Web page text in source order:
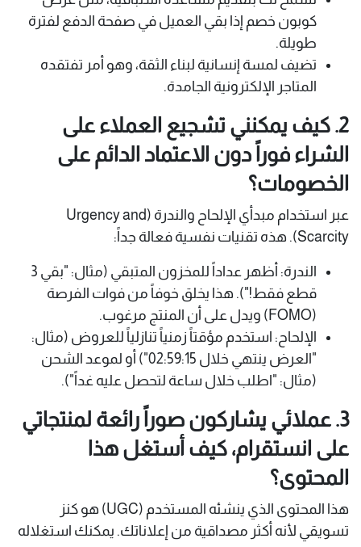
كوبون خصم إذا بقي العميل في صفحة الدفع لفترة
طويلة.
تضيف لمسة إنسانية لبناء الثقة، وهو أمر تفتقده
المتاجر الإلكترونية الجامدة.
2. كيف يمكنني تشجيع العملاء على
الشراء فوراً دون الاعتماد الدائم على
الخصومات؟
عبر استخدام مبدأي الإلحاح والندرة (Urgency and
Scarcity). هذه تقنيات نفسية فعالة جداً:
الندرة: أظهر عداداً للمخزون المتبقي (مثال: "بقي 3
قطع فقط!"). هذا يخلق خوفاً من فوات الفرصة
(FOMO) ويدل على أن المنتج مرغوب.
الإلحاح: استخدم مؤقتاً زمنياً تنازلياً للعروض (مثال:
"العرض ينتهي خلال 02:59:15") أو لموعد الشحن
(مثال: "اطلب خلال ساعة لتحصل عليه غداً").
3. عملائي يشاركون صوراً رائعة لمنتجاتي
على انستقرام، كيف أستغل هذا
المحتوى؟
هذا المحتوى الذي ينشئه المستخدم (UGC) هو كنز
تسويقي لأنه أكثر مصداقية من إعلاناتك. يمكنك استغلاله